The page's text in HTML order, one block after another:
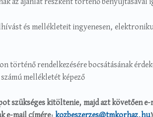
az ajánlat részként történő benyújtásával
és mellékleteit ingyenesen,
történő rendelkezésére bocsátásának
mellékletét képező
szükséges kitöltenie, majd azt követően